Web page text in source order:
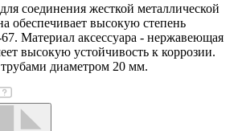
соединения жесткой металлической
обеспечивает высокую степень
Материал аксессуара - нержавеющая
высокую устойчивость к коррозии.
диаметром 20 мм.